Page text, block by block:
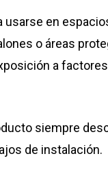
usarse en
o áreas
a
siempre
de instalación.